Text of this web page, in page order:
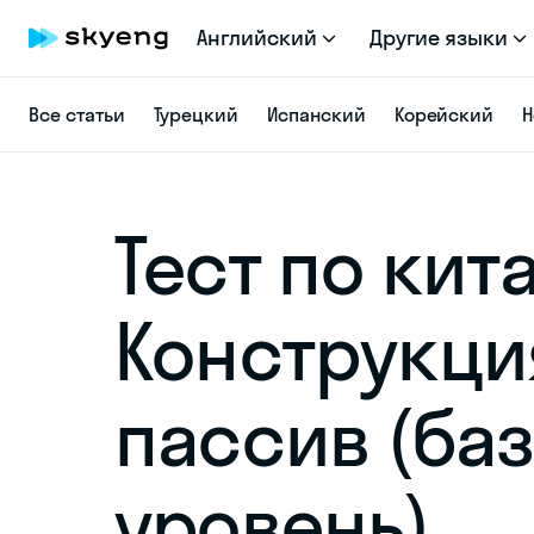
Английский Другие языки
Все статьи Турецкий Испанский Корейский
Тест по
пассив